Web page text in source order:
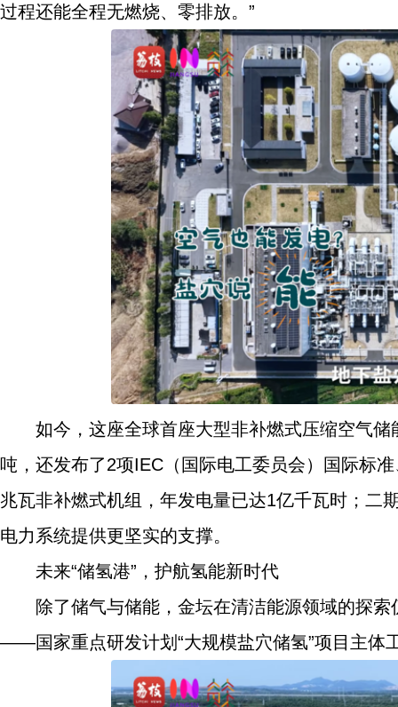
过程还能全程无燃烧、零排放。”
如今，这座全球首座大型非补燃式压缩空气
吨，还发布了2项IEC（国际电工委员会）国际标
兆瓦非补燃式机组，年发电量已达1亿千瓦时；二
电力系统提供更坚实的支撑。
未来“储氢港”，护航氢能新时代
除了储气与储能，金坛在清洁能源领域的探
——国家重点研发计划“大规模盐穴储氢”项目主体